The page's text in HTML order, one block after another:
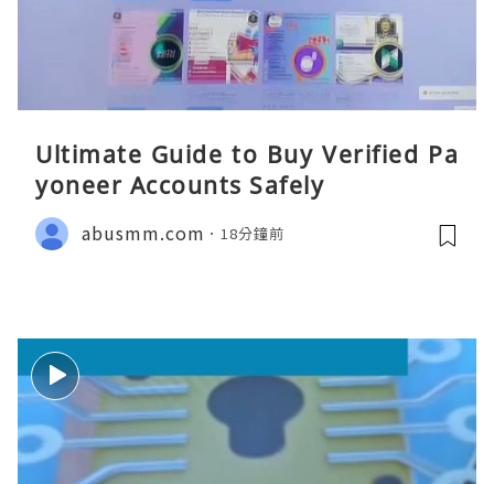
Ultimate Guide to Buy Verified Pa
yoneer Accounts Safely
abusmm.com 18分鐘前